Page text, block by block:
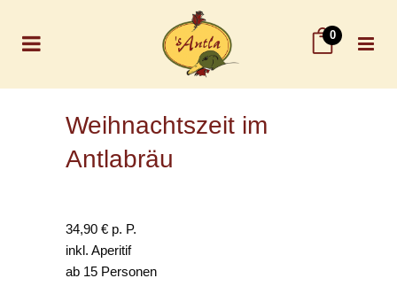
0
Weihnachtszeit im
Antlabräu
34,90 € p. P.
inkl. Aperitif
ab 15 Personen